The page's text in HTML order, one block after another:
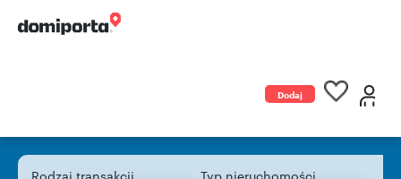
Dodaj
Rodzaj transakcji Typ nieruchomości